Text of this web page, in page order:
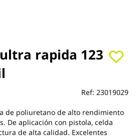
rapida 123
Ref: 23019029
de poliuretano de alto rendimiento
De aplicación con pistola, celda
de alta calidad. Excelentes